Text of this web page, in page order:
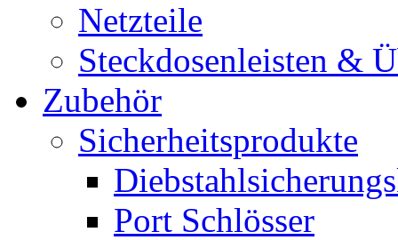
Netzteile
Steckdosenleisten &
Zubehör
Sicherheitsprodukte
Port Schlösser